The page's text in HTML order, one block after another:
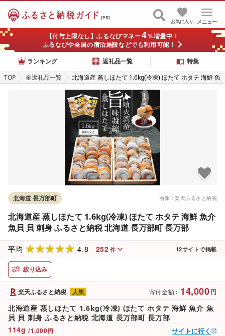
[PR]
メニュー
お気に入り
【付与上限なし】ふるなびマネー4％増量中！
ふるなびや全国の宿泊施設などでも利用可能！
ランキング
返礼品一覧
特集
TOP
全返礼品一覧
北海道産 蒸しほたて 1.6kg(冷凍) ほたて ホタテ 海鮮 魚
介 魚貝 貝 刺身 ふるさと納税 北海道 長万部町 長万部
画像：楽天ふるさと納税
北海道 長万部町
北海道産 蒸しほたて 1.6kg(冷凍) ほたて ホタテ 海鮮 魚介
魚貝 貝 刺身 ふるさと納税 北海道 長万部町 長万部
平均 4.8 252 件 12サイトで掲載
絞り込み
寄付金額 : 14,000円
114g /1,000円
楽天ふるさと納税
北海道産 蒸しほたて 1.6kg(冷凍) ほたて ホタテ 海鮮 魚介 魚
貝 貝 刺身 ふるさと納税 北海道 長万部町 長万部
人気
サイトに行く